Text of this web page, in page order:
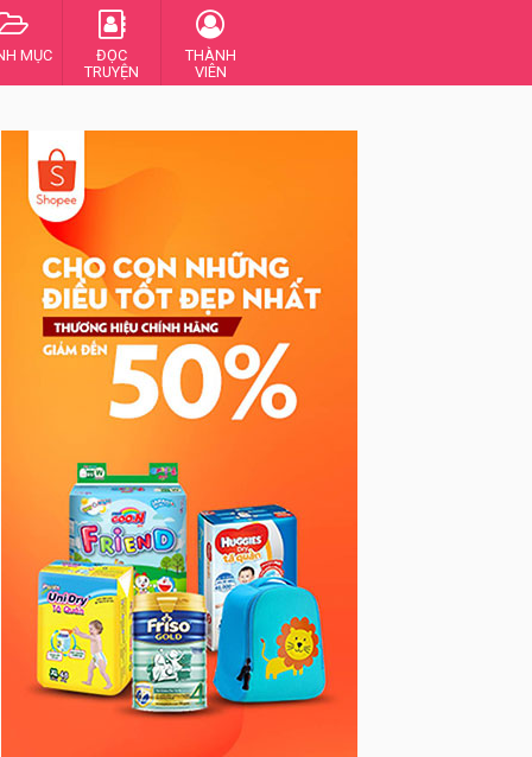
MỤC
ĐỌC
TRUYỆN
THÀNH
VIÊN